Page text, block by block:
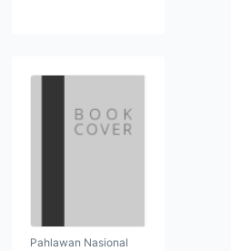
Pahlawan Nasional